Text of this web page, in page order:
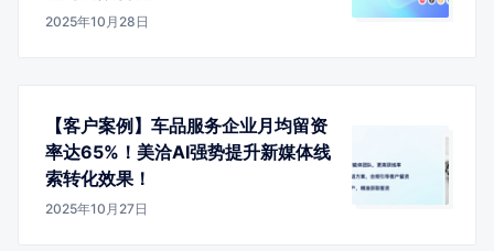
2025年10月28日
【客户案例】车品服务企业月均留资
率达65%！美洽AI强势提升新媒体线
索转化效果！
2025年10月27日